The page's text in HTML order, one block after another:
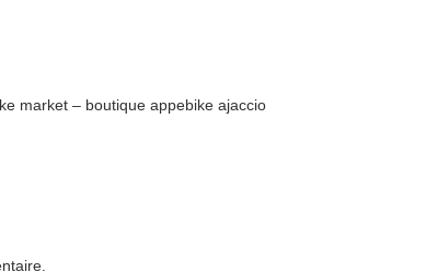
market – boutique appebike ajaccio